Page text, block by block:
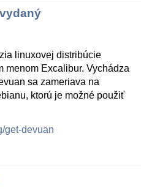
linuxovej distribúcie
menom Excalibur. Vychádza
sa zameriava na
ktorú je možné použiť
get-devuan